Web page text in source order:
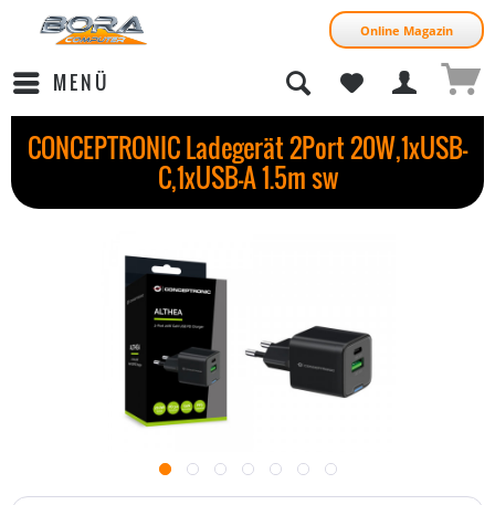
Online Magazin
MENÜ
CONCEPTRONIC Ladegerät 2Port 20W,1xUSB-
C,1xUSB-A 1.5m sw